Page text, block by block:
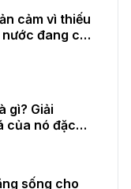
cảm vì thiếu
đang có
gì? Giải
của nó đặc
sống cho